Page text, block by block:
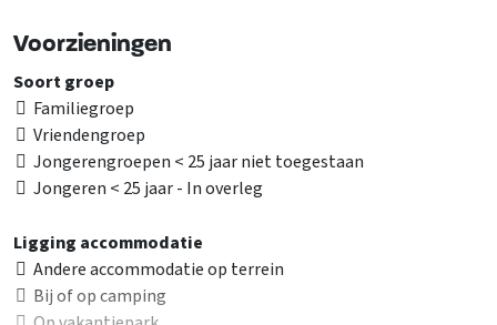
Voorzieningen
Ligging accommodatie
Andere accommodatie op terrein
Bij of op camping
Soort groep
Familiegroep
Vriendengroep
Jongerengroepen < 25 jaar niet toegestaan
Jongeren < 25 jaar - In overleg